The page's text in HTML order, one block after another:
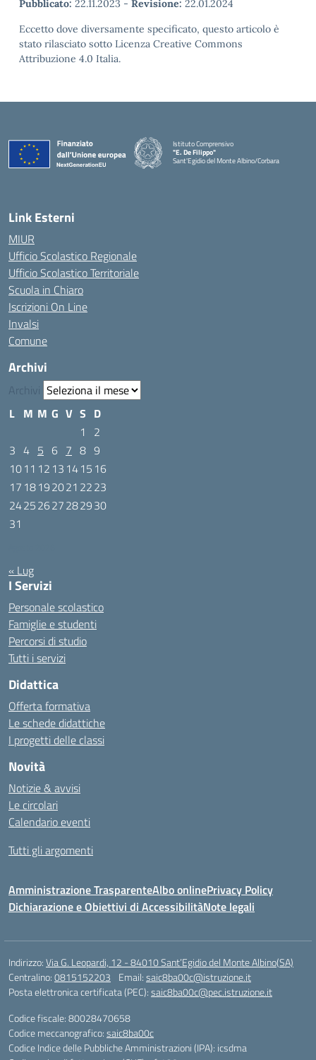
Pubblicato: 22.11.2023 - Revisione: 22.01.2024
Eccetto dove diversamente specificato, questo articolo è
stato rilasciato sotto Licenza Creative Commons
Attribuzione 4.0 Italia.
Istituto Comprensivo
"E. De Filippo"
Sant'Egidio del Monte Albino/Corbara
Link Esterni
MIUR
Ufficio Scolastico Regionale
Ufficio Scolastico Territoriale
Scuola in Chiaro
Iscrizioni On Line
Invalsi
Comune
Archivi
Archivi
L M M G V S D
1
2
3 4 5 6 7 8 9
1011 12 13 1415 16
17 18192021 2223
24252627282930
31
« Lug
I Servizi
Personale scolastico
Famiglie e studenti
Percorsi di studio
Tutti i servizi
Didattica
Offerta formativa
Le schede didattiche
I progetti delle classi
Novità
Notizie & avvisi
Le circolari
Calendario eventi
Tutti gli argomenti
Amministrazione TrasparenteAlbo onlinePrivacy Policy
Dichiarazione e Obiettivi di AccessibilitàNote legali
Indirizzo:Via G. Leopardi, 12 - 84010 Sant’Egidio del Monte Albino(SA)
Centralino:0815152203 Email:saic8ba00c@istruzione.it
Posta elettronica certificata (PEC):saic8ba00c@pec.istruzione.it
Codice fiscale: 80028470658
Codice meccanografico:saic8ba00c
Codice Indice delle Pubbliche Amministrazioni (IPA): icsdma